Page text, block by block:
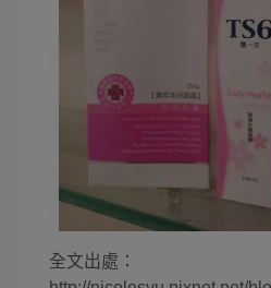
全文出處：